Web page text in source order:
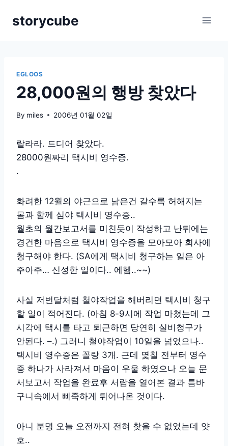
storycube
EGLOOS
28,000원의 행방 찾았다
By miles 2006년 01월 02일
랄라라. 드디어 찾았다.
28000원짜리 택시비 영수증.
.
화려한 12월의 야근으로 남은건 갈수록 허해지는
몸과 함께 심야 택시비 영수증..
월초의 월간보고서를 미친듯이 작성하고 난뒤에는
경건한 마음으로 택시비 영수증을 모아모아 회사에
청구해야 한다. (SA에게 택시비 청구하는 일은 아
주아주… 신성한 일이다.. 에헴..~~)
사실 저번달처럼 철야작업을 해버리면 택시비 청구
할 일이 적어진다. (아침 8-9시에 작업 마쳤는데 그
시각에 택시를 타고 퇴근하면 당연히 실비청구가
안된다. –.) 그러니 철야작업이 10일을 넘었으나..
택시비 영수증은 꼴랑 3개. 근데 몇칠 전부터 영수
증 하나가 사라져서 마음이 우울 하였으나 오늘 문
서보고서 작업을 완료후 서랍을 열어본 결과 틈바
구니속에서 삐죽하게 튀어나온 것이다.
아니 분명 오늘 오전까지 전혀 찾을 수 없었는데 얏
호..